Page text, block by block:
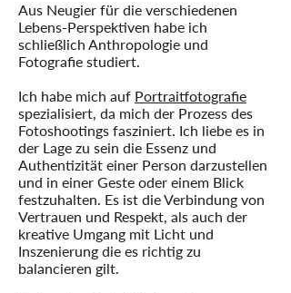
Aus Neugier für die verschiedenen
Lebens-Perspektiven habe ich
schließlich Anthropologie und
Fotografie studiert.
Ich habe mich auf Portraitfotografie
spezialisiert, da mich der Prozess des
Fotoshootings fasziniert. Ich liebe es in
der Lage zu sein die Essenz und
Authentizität einer Person darzustellen
und in einer Geste oder einem Blick
festzuhalten. Es ist die Verbindung von
Vertrauen und Respekt, als auch der
kreative Umgang mit Licht und
Inszenierung die es richtig zu
balancieren gilt.